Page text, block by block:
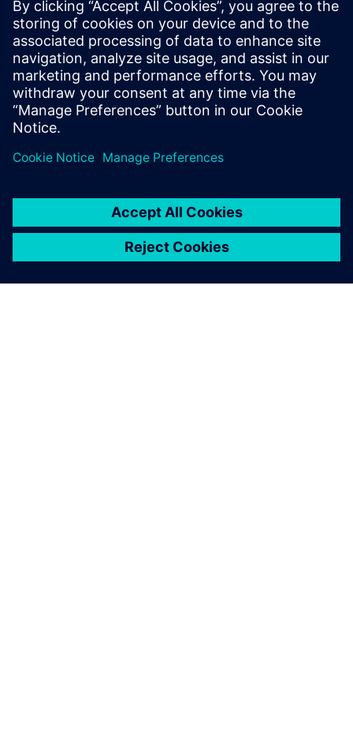
Керуйте різними поглядами даних DTC для кожної
групи зацікавлених сторін - наприклад, технік
обслуговування, замовник тощо.